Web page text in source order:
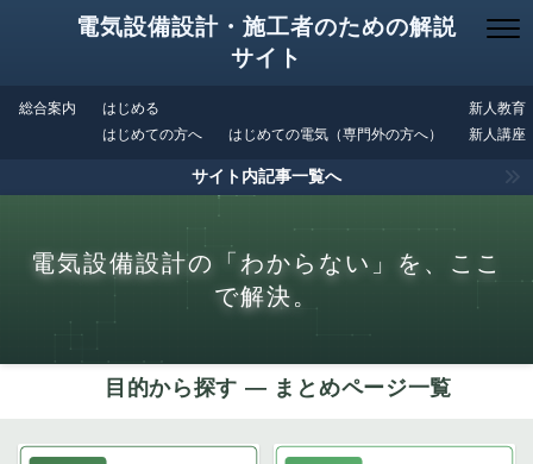
電気設備設計・施工者のための解説
サイト
総合案内
はじめる
はじめての方へ
はじめての電気（専門外の方へ）
新人教育
新人講座
サイト内記事一覧へ
電気設備設計の「わからない」を、ここ
で解決。